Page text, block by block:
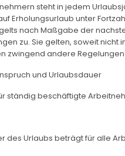
steht in jedem
Erholungsurlaub unter
nach Maßgabe der
zu. Sie gelten, soweit nicht
zwingend andere
und Urlaubsdauer
ständig beschäftigte
des Urlaubs beträgt für alle